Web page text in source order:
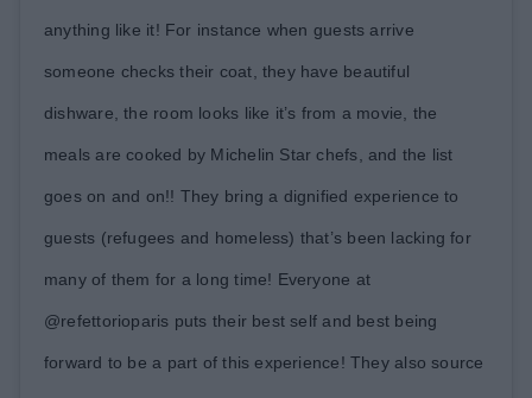
anything like it! For instance when guests arrive
someone checks their coat, they have beautiful
dishware, the room looks like it’s from a movie, the
meals are cooked by Michelin Star chefs, and the list
goes on and on!! They bring a dignified experience to
guests (refugees and homeless) that’s been lacking for
many of them for a long time! Everyone at
@refettorioparis puts their best self and best being
forward to be a part of this experience! They also source